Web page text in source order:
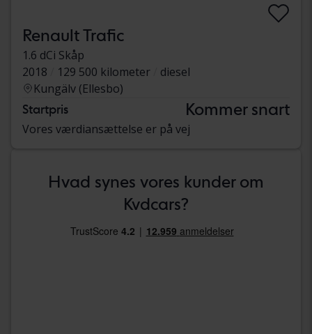
Renault Trafic
1.6 dCi Skåp
2018
129 500 kilometer
diesel
Kungälv (Ellesbo)
Startpris Kommer snart
Vores værdiansættelse er på vej
Hvad synes vores kunder om
Kvdcars?